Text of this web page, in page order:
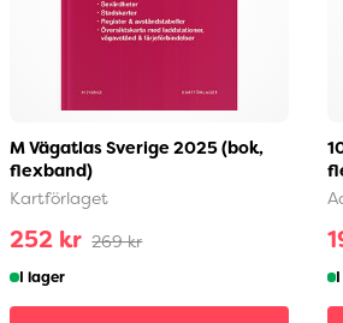
M Vägatlas Sverige 2025 (bok,
flexband)
Kartförlaget
252 kr 269 kr
I lager I